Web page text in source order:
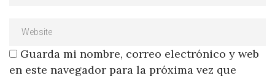
Guarda mi nombre, correo electrónico y web
en este navegador para la próxima vez que